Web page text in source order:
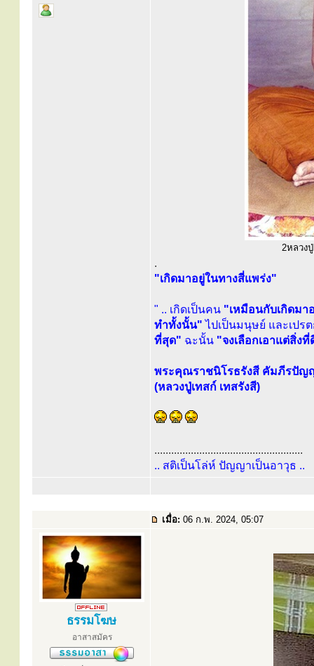
2หลวง
.
"เกิดมาอยู่ในทางสี่แพร่ง"
" .. เกิดเป็นคน "เหมือนกับเกิดมา
ทำทั้งนั้น" ไปเป็นมนุษย์ และเปร
ที่สุด" ฉะนั้น "จงเลือกเอาแต่สิ่ง
พระคุณราชนิโรธรังสี คัมภีรปัญ
(หลวงปู่เทสก์ เทสรังสี)
.....................................................
.. สติเป็นโล่ห์ ปัญญาเป็นอาวุธ ..
เมื่อ: 06 ก.พ. 2024, 05:07
ธรรมโฆษ
อาสาสมัคร